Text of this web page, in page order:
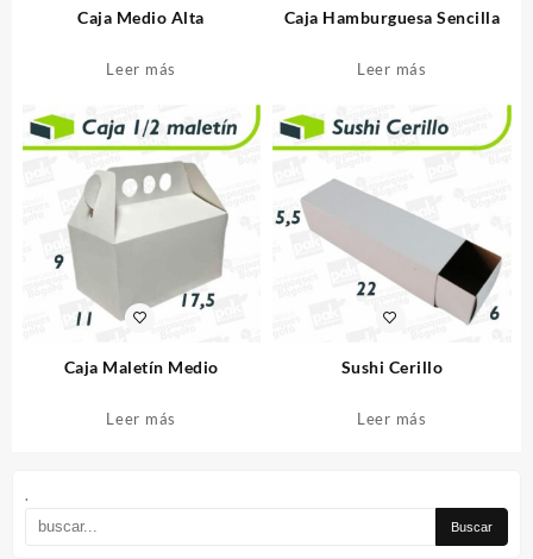
.
Caja Medio Alta
Leer más
Caja Hamburguesa Sencilla
Leer más
Caja Maletín Medio
Leer más
Sushi Cerillo
Leer más